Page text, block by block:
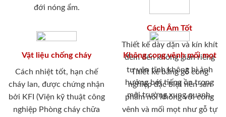
đới nóng ẩm.
Cách Âm Tốt
Thiết kế dày dặn và kín khít
đem đến không gian riêng
tư yên tĩnh không bị ảnh
hưởng bới tiếng ồn trong
môi trường xung quanh.
Vật liệu chống cháy
Cách nhiệt tốt, hạn chế
cháy lan, được chứng nhận
bởi KFI (Viện kỹ thuật công
nghiệp Phòng cháy chữa
Không cong vênh mối mọt
Thiết kế bằng gỗ công
nghiệp đặc biệt nên sản
phẩm nói không với cong
vênh và mối mọt như gỗ tự